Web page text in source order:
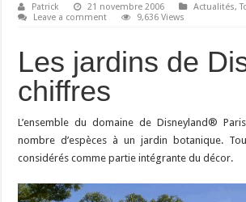
Patrick 21 novembre 2006 Actualités,
Leave a comment
9,636 Views
Les jardins de
chiffres
L’ensemble du domaine de Disneyland®
nombre d’espèces à un jardin botanique.
considérés comme partie intégrante du décor.